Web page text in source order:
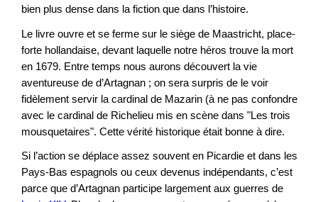
bien plus dense dans la fiction que dans l’histoire.
Le livre ouvre et se ferme sur le siège de Maastricht, place-
forte hollandaise, devant laquelle notre héros trouve la mort
en 1679. Entre temps nous aurons découvert la vie
aventureuse de d’Artagnan ; on sera surpris de le voir
fidèlement servir la cardinal de Mazarin (à ne pas confondre
avec le cardinal de Richelieu mis en scène dans "Les trois
mousquetaires". Cette vérité historique était bonne à dire.
Si l’action se déplace assez souvent en Picardie et dans les
Pays-Bas espagnols ou ceux devenus indépendants, c’est
parce que d’Artagnan participe largement aux guerres de